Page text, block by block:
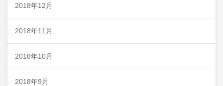
2018年12月
2018年11月
2018年10月
2018年9月